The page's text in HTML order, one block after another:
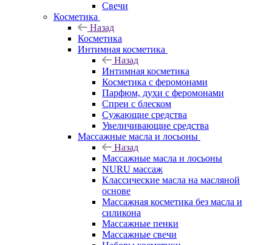
Свечи
Косметика
Назад
Косметика
Интимная косметика
Назад
Интимная косметика
Косметика с феромонами
Парфюм, духи с феромонами
Спреи с блеском
Сужающие средства
Увеличивающие средства
Массажные масла и лосьоны
Назад
Массажные масла и лосьоны
NURU массаж
Классические масла на масляной
основе
Массажная косметика без масла и
силикона
Массажные пенки
Массажные свечи